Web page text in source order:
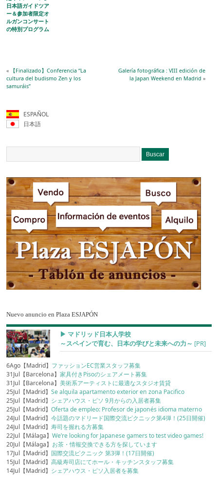
日本語ガイドツア
ー＆参加者限定オ
ルガンコンサート
の特別プログラム
« 【Finalizado】Conferencia “La
cultura del budismo Zen y los
samuráis”
Galería fotográfica : VIII edición de
la Japan Weekend en Madrid »
ESPAÑOL
日本語
Nuevo anuncio en Plaza ESJAPÓN
▶︎ マドリッド日本人学校
～スペインで育む、日本の学びと未来への力～ [PR]
6Ago【Madrid】 ファッションEC営業スタッフ募集
31Jul【Barcelona】家具付きPisoのシェアメート募集
31Jul【Barcelona】美術系アーティストに最適なスタジオ賃貸
25Jul【Madrid】Se alquila apartamento exterior en zona Pacifico
25Jul【Madrid】 シェアハウス・ピソ 9月からの入居者募集
25Jul【Madrid】Oferta de empleo: Profesor de japonés idioma materno
24Jul【Madrid】今話題のマドリード国際交流ピクニック第4弾！(25日開催)
24Jul【Madrid】寿司を握れる方募集
22Jul【Málaga】We’re looking for Japanese gamers to test video games!
20Jul【Málaga】 お茶・情報交換できる方を探しています
17Jul【Madrid】 国際交流ピクニック 第3弾！(17日開催)
15Jul【Madrid】高級寿司店にてホール・キッチンスタッフ募集
14Jul【Madrid】 シェアハウス・ピソ入居者を募集